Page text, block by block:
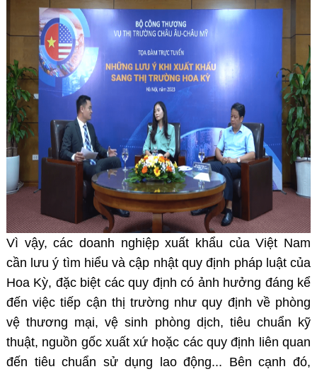
Vì vậy, các doanh nghiệp xuất khẩu của Việt Nam
cần lưu ý tìm hiểu và cập nhật quy định pháp luật của
Hoa Kỳ, đặc biệt các quy định có ảnh hưởng đáng kể
đến việc tiếp cận thị trường như quy định về phòng
vệ thương mại, vệ sinh phòng dịch, tiêu chuẩn kỹ
thuật, nguồn gốc xuất xứ hoặc các quy định liên quan
đến tiêu chuẩn sử dụng lao động... Bên cạnh đó,